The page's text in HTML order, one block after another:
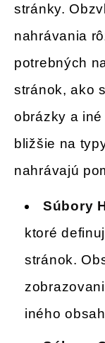
stránky.
nahrávania
potrebných
stránok, ako
obrázky a
bližšie na
nahrávajú
Súbory
ktoré
stránok.
iného